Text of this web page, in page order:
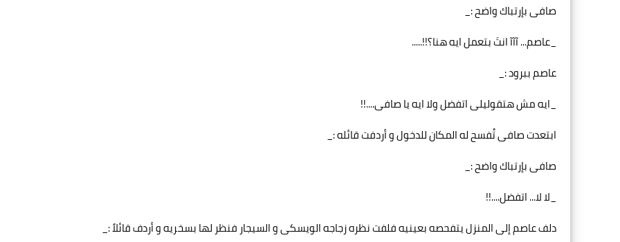
صافی بإرتباك واضح :_
_عاصم... آآآ انتَ بتعمل ایه هنا؟!!.....
عاصم ببرود :_
_ایه مش هتقولیلی اتفضل ولا ایه یا صافی....!!
ابتعدت صافی تُفسح له المکان للدخول و أردفت قائله :_
صافی بإرتباك واضح :_
_لا لا... اتفضل....!!
دلف عاصم إلى المنزل یتفحصه بعینیه فلفت نظره زجاجه الویسکی و السیجار فنظر لها بسخريه و أردف قائلاً :_